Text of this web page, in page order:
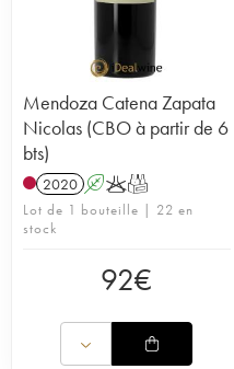
Mendoza Catena Zapata
Nicolas (CBO à partir de 6
bts)
2020 AKT
Lot de 1 bouteille | 22 en
stock
92€